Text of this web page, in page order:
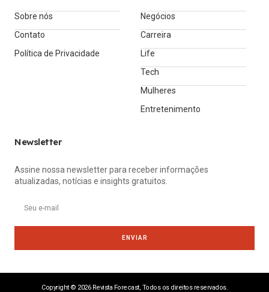
Sobre nós
Contato
Política de Privacidade
Negócios
Carreira
Life
Tech
Mulheres
Entretenimento
Newsletter
Assine nossa newsletter para receber informações
atualizadas, notícias e insights gratuitos.
ENVIAR
Copyright © 2026 Revista Forecast, Todos os direitos reservados.